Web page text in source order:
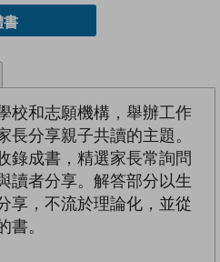
書
校和志願機構，舉辦工作
長分享親子共讀的主題。
錄成書，精選家長常詢問
讀者分享。解答部分以生
享，不流於理論化，並從
書。